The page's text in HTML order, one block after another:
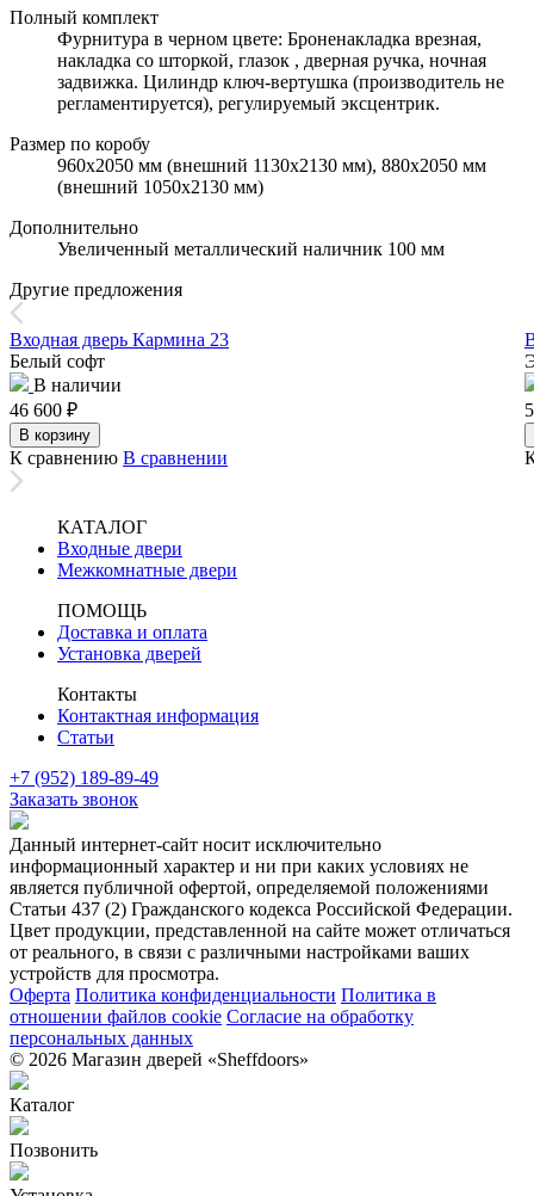
Полный комплект
Фурнитура в черном цвете: Броненакладка врезная,
накладка со шторкой, глазок , дверная ручка, ночная
задвижка. Цилиндр ключ-вертушка (производитель не
регламентируется), регулируемый эксцентрик.
Размер по коробу
960х2050 мм (внешний 1130х2130 мм), 880х2050 мм
(внешний 1050х2130 мм)
Дополнительно
Увеличенный металлический наличник 100 мм
Другие предложения
Входная дверь Кармина 23
Белый софт
В наличии
46 600 ₽
В корзину
К сравнению В сравнении
КАТАЛОГ
Входные двери
Межкомнатные двери
ПОМОЩЬ
Доставка и оплата
Установка дверей
Контакты
Контактная информация
Статьи
+7 (952) 189-89-49
Заказать звонок
Данный интернет-сайт носит исключительно
информационный характер и ни при каких условиях не
является публичной офертой, определяемой положениями
Статьи 437 (2) Гражданского кодекса Российской Федерации.
Цвет продукции, представленной на сайте может отличаться
от реального, в связи с различными настройками ваших
устройств для просмотра.
Оферта Политика конфиденциальности Политика в
отношении файлов cookie Согласие на обработку
персональных данных
© 2026 Магазин дверей «Sheffdoors»
Каталог
Позвонить